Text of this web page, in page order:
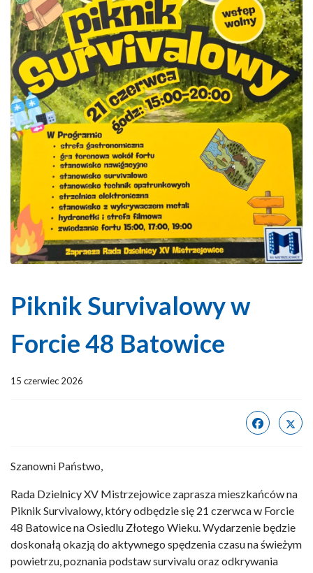
Piknik Survivalowy w
Forcie 48 Batowice
15 czerwiec 2026
Szanowni Państwo,
Rada Dzielnicy XV Mistrzejowice zaprasza mieszkańców na
Piknik Survivalowy, który odbędzie się 21 czerwca w Forcie
48 Batowice na Osiedlu Złotego Wieku. Wydarzenie będzie
doskonałą okazją do aktywnego spędzenia czasu na świeżym
powietrzu, poznania podstaw survivalu oraz odkrywania